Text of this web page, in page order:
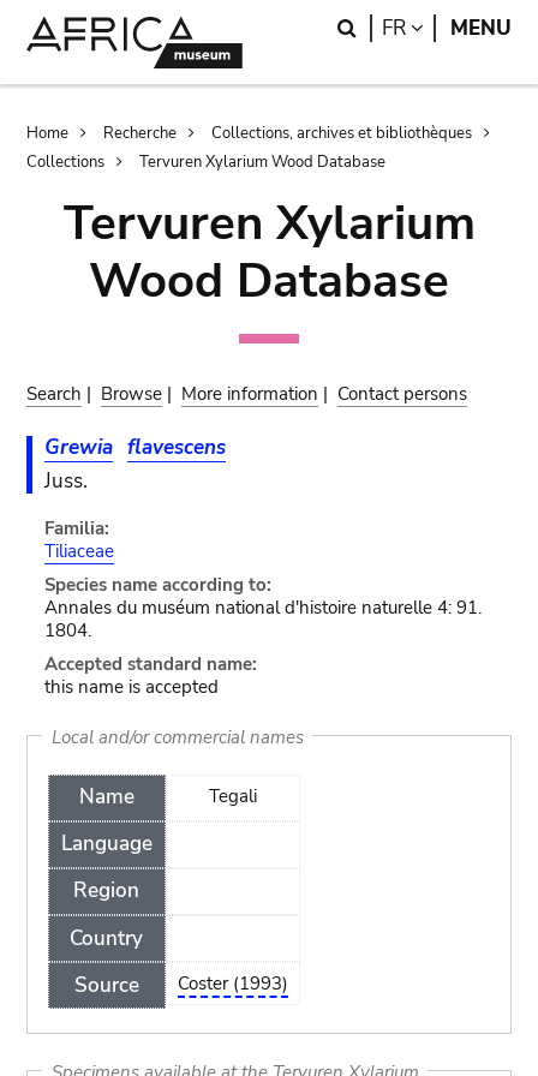
Search
FR LANGUAGE
MENU
Breadcrumb
Home Recherche
Collections, archives et bibliothèques
Collections
Tervuren Xylarium Wood Database
Tervuren Xylarium
Wood Database
Search | Browse | More information | Contact persons
Grewia flavescens
Juss.
Familia:
Tiliaceae
Species name according to:
Annales du muséum national d'histoire naturelle 4: 91.
1804.
Accepted standard name:
this name is accepted
Local and/or commercial names
Name
Language
Region
Country
Source
Tegali
Coster (1993)
Specimens available at the Tervuren Xylarium